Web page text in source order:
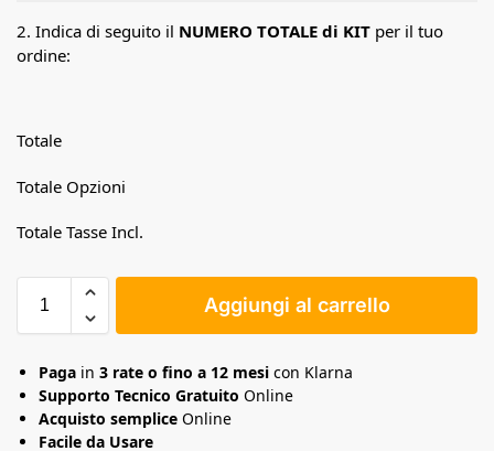
2. Indica di seguito il NUMERO TOTALE di KIT per il tuo
ordine:
Totale
Totale Opzioni
Totale Tasse Incl.
Aggiungi al carrello
Paga in 3 rate o fino a 12 mesi con Klarna
Supporto Tecnico Gratuito Online
Acquisto semplice Online
Facile da Usare